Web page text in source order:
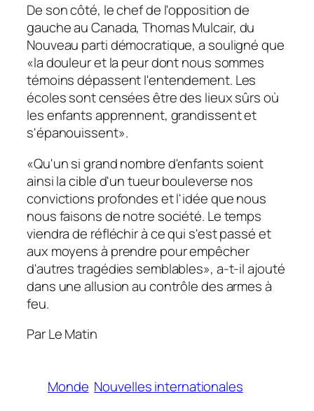
De son côté, le chef de l'opposition de
gauche au Canada, Thomas Mulcair, du
Nouveau parti démocratique, a souligné que
«la douleur et la peur dont nous sommes
témoins dépassent l'entendement. Les
écoles sont censées être des lieux sûrs où
les enfants apprennent, grandissent et
s'épanouissent».
«Qu'un si grand nombre d'enfants soient
ainsi la cible d'un tueur bouleverse nos
convictions profondes et l'idée que nous
nous faisons de notre société. Le temps
viendra de réfléchir à ce qui s'est passé et
aux moyens à prendre pour empêcher
d'autres tragédies semblables», a-t-il ajouté
dans une allusion au contrôle des armes à
feu.
Par Le Matin
Monde Nouvelles internationales